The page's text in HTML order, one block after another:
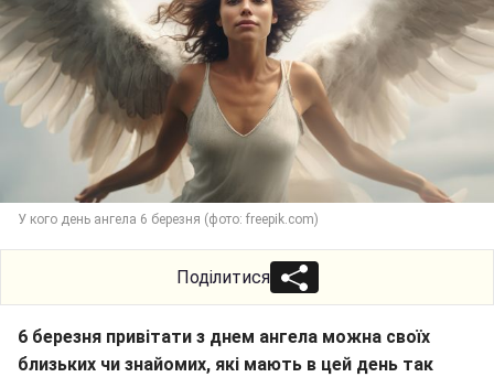
У кого день ангела 6 березня (фото: freepik.com)
Поділитися
6 березня привітати з днем ангела можна своїх
близьких чи знайомих, які мають в цей день так